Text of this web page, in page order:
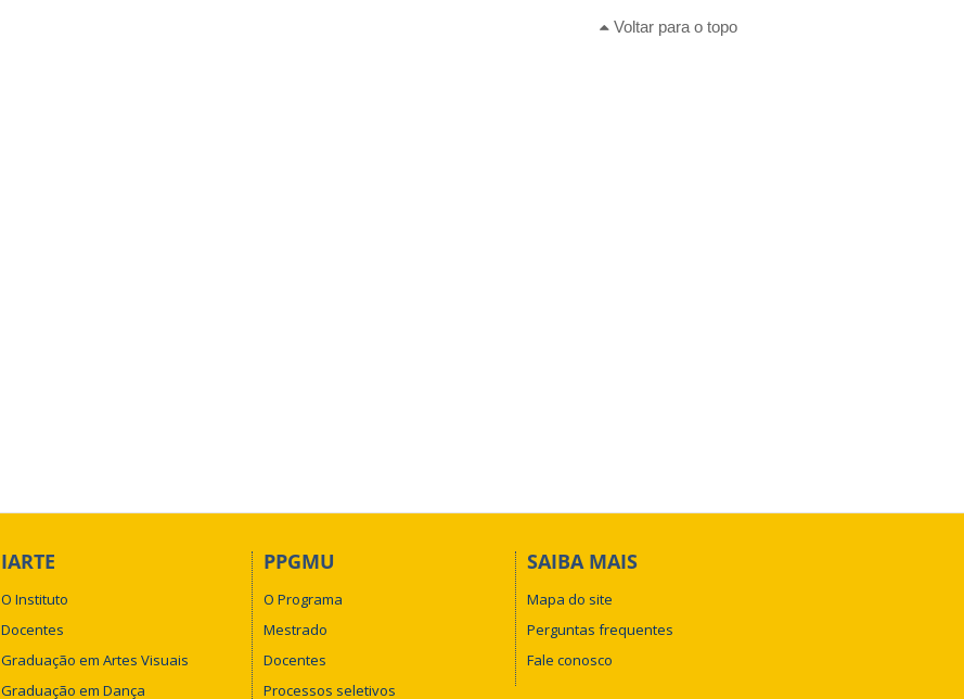
Voltar para o topo
IARTE
O Instituto
Docentes
Graduação em Artes Visuais
Graduação em Dança
PPGMU
O Programa
Mestrado
Docentes
Processos seletivos
SAIBA MAIS
Mapa do site
Perguntas frequentes
Fale conosco